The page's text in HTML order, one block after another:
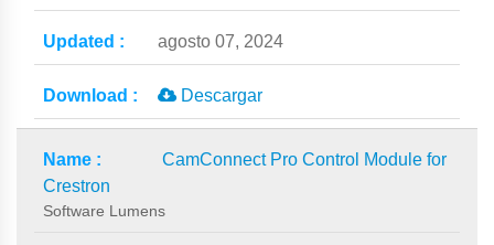
agosto 07, 2024
Descargar
CamConnect Pro Control Module for
Crestron
Software Lumens